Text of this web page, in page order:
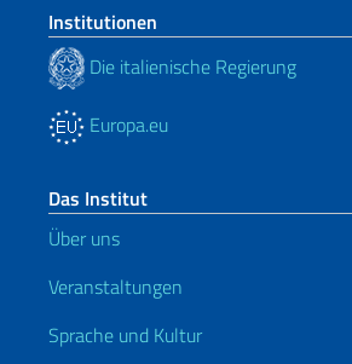
Institutionen
Die italienische Regierung
Europa.eu
Das Institut
Über uns
Veranstaltungen
Sprache und Kultur